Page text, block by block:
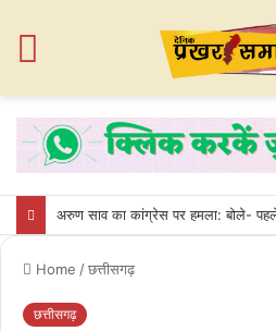
Home /छत्तीसगढ़
छत्तीसगढ़